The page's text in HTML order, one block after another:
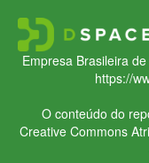
Empresa Brasileira
https://
O conteúdo do
Creative Commons